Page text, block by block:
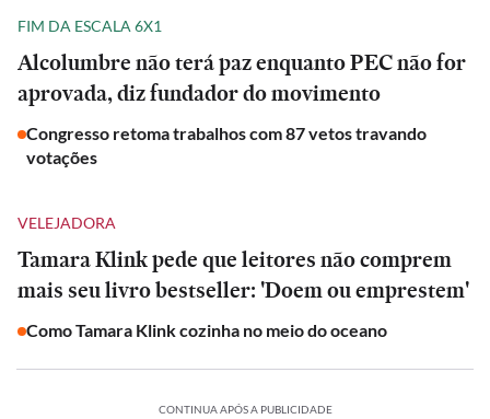
FIM DA ESCALA 6X1
Alcolumbre não terá paz enquanto PEC não for
aprovada, diz fundador do movimento
Congresso retoma trabalhos com 87 vetos travando
votações
VELEJADORA
Tamara Klink pede que leitores não comprem
mais seu livro bestseller: 'Doem ou emprestem'
Como Tamara Klink cozinha no meio do oceano
CONTINUA APÓS A PUBLICIDADE